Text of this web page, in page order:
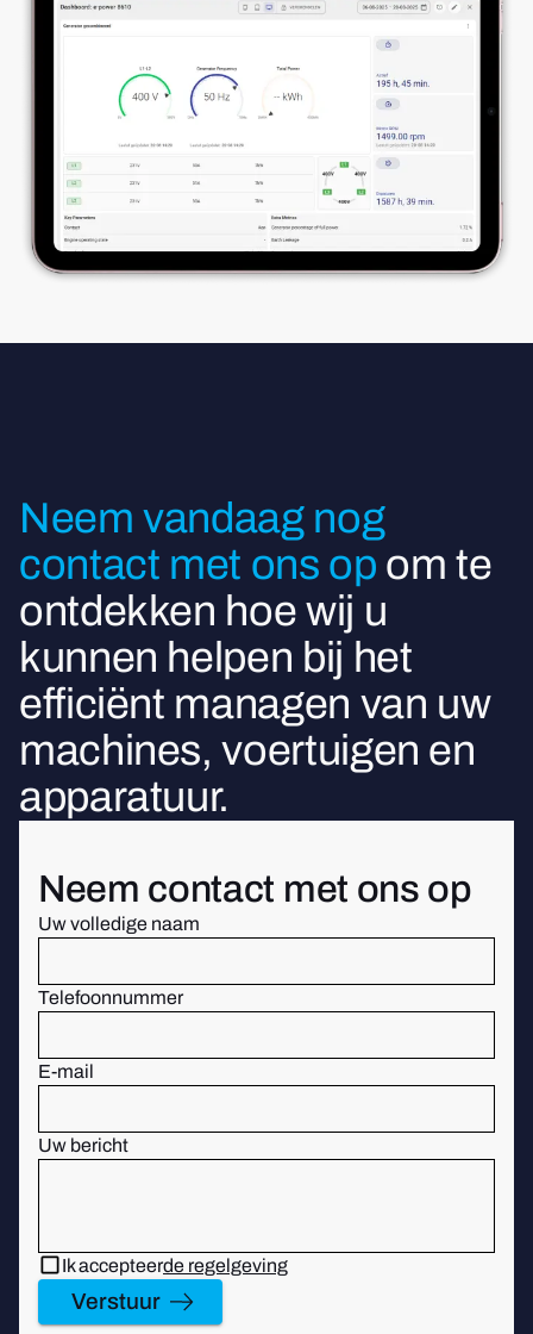
Neem vandaag nog
contact met ons op om te
ontdekken hoe wij u
kunnen helpen bij het
efficiënt managen van uw
machines, voertuigen en
apparatuur.
Neem contact met ons op
Uw volledige naam
Telefoonnummer
E-mail
Uw bericht
Ik accepteerde regelgeving
Verstuur